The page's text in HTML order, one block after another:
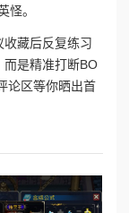
怪。
藏后反复练习
而是精准打断BO
论区等你晒出首